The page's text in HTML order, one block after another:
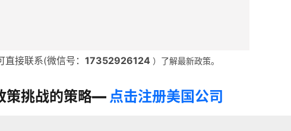
接联系(微信号： 17352926124 ）了解最新政策。
策挑战的策略— 点击注册美国公司